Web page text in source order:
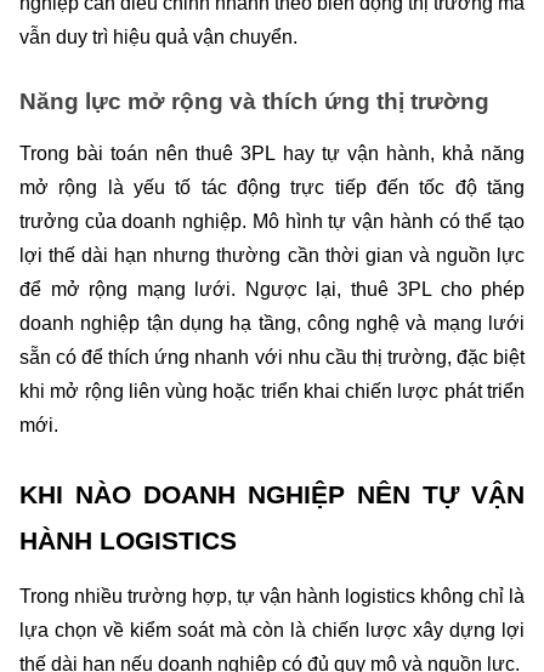
vẫn duy trì hiệu quả vận chuyển.
Năng lực mở rộng và thích ứng thị trường
Trong bài toán nên thuê 3PL hay tự vận hành, khả năng
mở rộng là yếu tố tác động trực tiếp đến tốc độ tăng
trưởng của doanh nghiệp. Mô hình tự vận hành có thể tạo
lợi thế dài hạn nhưng thường cần thời gian và nguồn lực
để mở rộng mạng lưới. Ngược lại, thuê 3PL cho phép
doanh nghiệp tận dụng hạ tầng, công nghệ và mạng lưới
sẵn có để thích ứng nhanh với nhu cầu thị trường, đặc biệt
khi mở rộng liên vùng hoặc triển khai chiến lược phát triển
mới.
KHI NÀO DOANH NGHIỆP NÊN TỰ VẬN
HÀNH LOGISTICS
Trong nhiều trường hợp, tự vận hành logistics không chỉ là
lựa chọn về kiểm soát mà còn là chiến lược xây dựng lợi
thế dài hạn nếu doanh nghiệp có đủ quy mô và nguồn lực.